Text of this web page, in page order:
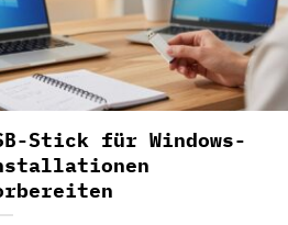
Stick für Windows-